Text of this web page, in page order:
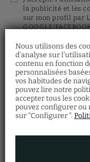
Nous utilisons des
d'analyse sur
contenu en fonction
personnalisées
vos habitudes de
pouvez lire notre
accepter tous les
pouvez configurer
sur "Configurer ".
la publicité et les
sur mon profil par
GOOGLE/
des données, voir
Voir la carte